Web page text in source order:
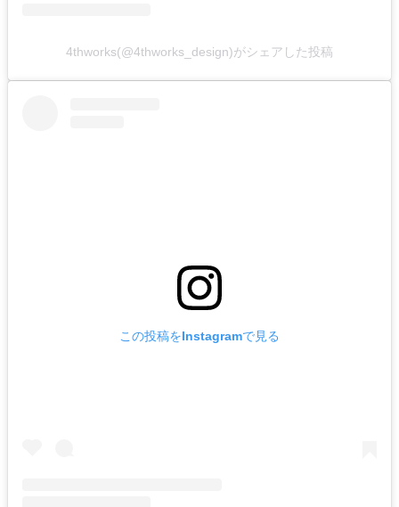
4thworks(@4thworks_design)がシェアした投稿
この投稿をInstagramで見る